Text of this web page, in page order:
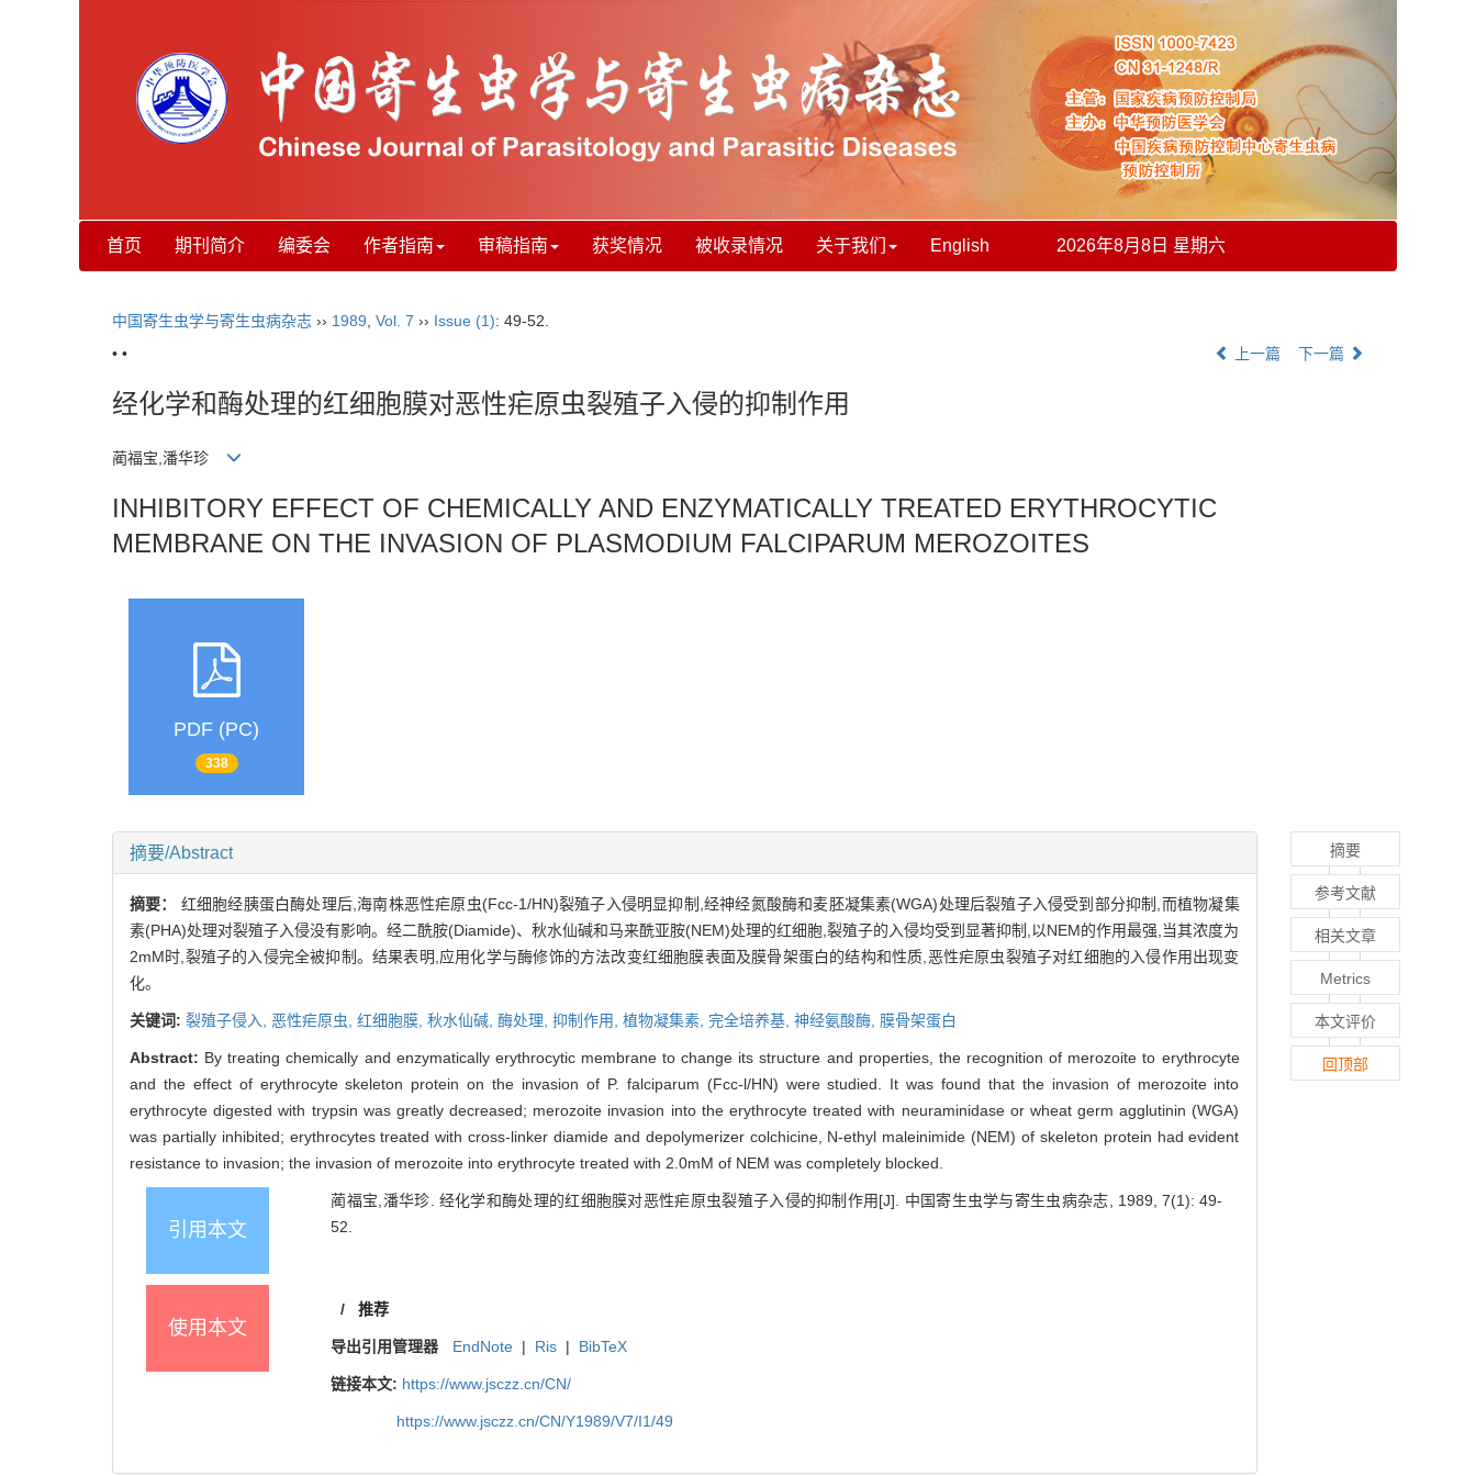
首页 期刊简介 编委会 作者指南 审稿指南 获奖情况 被收录情况 关于我们 English 2026年8月8日 星期六
中国寄生虫学与寄生虫病杂志 ›› 1989 Vol. 7 ›› Issue (1): 49-52.
• •
上一篇 下一篇
经化学和酶处理的红细胞膜对恶性疟原虫裂殖子入侵的抑制作用
蔺福宝,潘华珍
INHIBITORY EFFECT OF CHEMICALLY AND ENZYMATICALLY TREATED ERYTHROCYTIC
MEMBRANE ON THE INVASION OF PLASMODIUM FALCIPARUM MEROZOITES
PDF (PC)
338
摘要/Abstract
摘要： 红细胞经胰蛋白酶处理后,海南株恶性疟原虫(Fcc-1/HN)裂殖子入侵明显抑制,经神经氮酸酶和麦胚凝集素(WGA)处理后裂殖子入侵受到部分抑制,而植物凝集
素(PHA)处理对裂殖子入侵没有影响。经二酰胺(Diamide)、秋水仙碱和马来酰亚胺(NEM)处理的红细胞,裂殖子的入侵均受到显著抑制,以NEM的作用最强,当其浓度为
2mM时,裂殖子的入侵完全被抑制。结果表明,应用化学与酶修饰的方法改变红细胞膜表面及膜骨架蛋白的结构和性质,恶性疟原虫裂殖子对红细胞的入侵作用出现变
化。
关键词: 裂殖子侵入, 恶性疟原虫, 红细胞膜, 秋水仙碱, 酶处理, 抑制作用, 植物凝集素, 完全培养基, 神经氨酸酶, 膜骨架蛋白
Abstract: By treating chemically and enzymatically erythrocytic membrane to change its structure and properties, the recognition of merozoite to erythrocyte
and the effect of erythrocyte skeleton protein on the invasion of P. falciparum (Fcc-l/HN) were studied. It was found that the invasion of merozoite into
erythrocyte digested with trypsin was greatly decreased; merozoite invasion into the erythrocyte treated with neuraminidase or wheat germ agglutinin (WGA)
was partially inhibited; erythrocytes treated with cross-linker diamide and depolymerizer colchicine, N-ethyl maleinimide (NEM) of skeleton protein had evident
resistance to invasion; the invasion of merozoite into erythrocyte treated with 2.0mM of NEM was completely blocked.
引用本文
蔺福宝,潘华珍. 经化学和酶处理的红细胞膜对恶性疟原虫裂殖子入侵的抑制作用[J]. 中国寄生虫学与寄生虫病杂志, 1989, 7(1): 49-
52.
使用本文
/ 推荐
导出引用管理器 EndNote | Ris | BibTeX
链接本文: https://www.jsczz.cn/CN/
https://www.jsczz.cn/CN/Y1989/V7/I1/49
摘要
参考文献
相关文章
Metrics
本文评价
回顶部